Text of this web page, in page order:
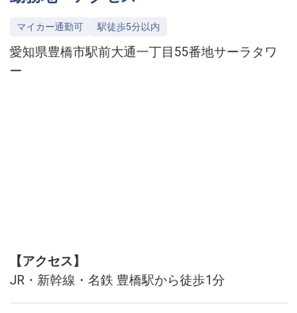
マイカー通勤可 駅徒歩5分以内
愛知県豊橋市駅前大通一丁目55番地サーラタワ
ー
【アクセス】
JR・新幹線・名鉄 豊橋駅から徒歩1分